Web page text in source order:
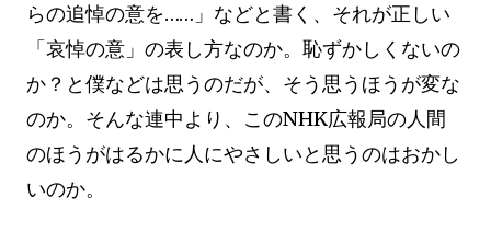
らの追悼の意を……」などと書く、それが正しい
「哀悼の意」の表し方なのか。恥ずかしくないの
か？と僕などは思うのだが、そう思うほうが変な
のか。そんな連中より、このNHK広報局の人間
のほうがはるかに人にやさしいと思うのはおかし
いのか。